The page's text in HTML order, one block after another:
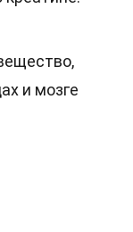
и мозге